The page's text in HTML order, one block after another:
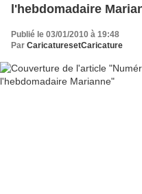
l'hebdomadaire
Publié le 03/01/2010 à 19:48
Par CaricaturesetCaricature